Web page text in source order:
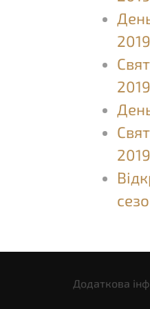
2019
2019
2019
Додаткова